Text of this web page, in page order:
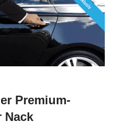
Premium-
Nack